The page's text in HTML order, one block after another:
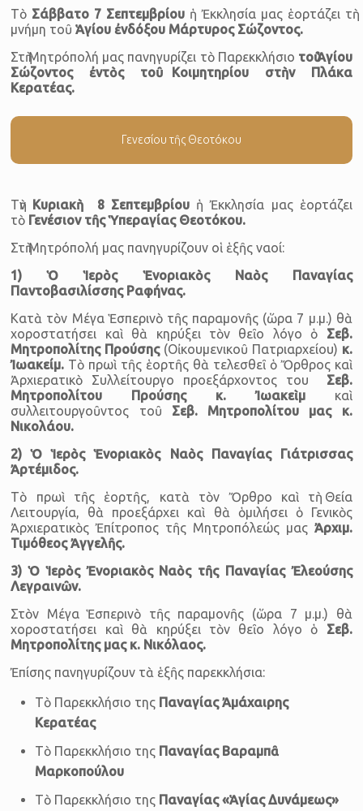
Τὸ Σάββατο 7 Σεπτεμβρίου ἡ Ἐκκλησία μας ἑορτάζει τὴ
μνήμη τοῦ Ἁγίου ἐνδόξου Μάρτυρος Σώζοντος.
Στὴ Μητρόπολή μας πανηγυρίζει τὸ Παρεκκλήσιο τοῦ Ἁγίου
Σώζοντος ἐντὸς τοῦ Κοιμητηρίου στὴν Πλάκα
Κερατέας.
Γενεσίου τῆς Θεοτόκου
Τὴν Κυριακὴ 8 Σεπτεμβρίου ἡ Ἐκκλησία μας ἑορτάζει
τὸ Γενέσιον τῆς Ὑπεραγίας Θεοτόκου.
Στὴ Μητρόπολή μας πανηγυρίζουν οἱ ἑξῆς ναοί:
1) Ὁ Ἱερὸς Ἑνοριακὸς Ναὸς Παναγίας
Παντοβασιλίσσης Ραφήνας.
Κατὰ τὸν Μέγα Ἑσπερινὸ τῆς παραμονῆς (ὥρα 7 μ.μ.) θὰ
χοροστατήσει καὶ θὰ κηρύξει τὸν θεῖο λόγο ὁ Σεβ.
Μητροπολίτης Προύσης (Οἰκουμενικοῦ Πατριαρχείου) κ.
Ἰωακείμ. Τὸ πρωὶ τῆς ἑορτῆς θὰ τελεσθεῖ ὁ Ὄρθρος καὶ
Ἀρχιερατικὸ Συλλείτουργο προεξάρχοντος του
Σεβ.
Μητροπολίτου Προύσης κ. Ἰωακεὶμκαὶ
συλλειτουργοῦντος τοῦ Σεβ. Μητροπολίτου μας κ.
Νικολάου.
2) Ὁ Ἱερὸς Ἑνοριακὸς Ναὸς Παναγίας Γιάτρισσας
Ἀρτέμιδος.
Τὸ πρωὶ τῆς ἑορτῆς, κατὰ τὸν Ὄρθρο καὶ τὴ Θεία
Λειτουργία, θὰ προεξάρχει καὶ θὰ ὁμιλήσει ὁ Γενικὸς
Ἀρχιερατικὸς Ἐπίτροπος τῆς Μητροπόλεώς μαςἈρχιμ.
Τιμόθεος Ἀγγελῆς.
3) Ὁ Ἱερὸς Ἐνοριακὸς Ναὸς τῆς Παναγίας Ἐλεούσης
Λεγραινῶν.
Στὸν Μέγα Ἑσπερινὸ τῆς παραμονῆς (ὥρα 7 μ.μ.) θὰ
χοροστατήσει καὶ θὰ κηρύξει τὸν θεῖο λόγο ὁ Σεβ.
Μητροπολίτης μας κ. Νικόλαος.
Ἐπίσης πανηγυρίζουν τὰ ἑξῆς παρεκκλήσια:
Τὸ Παρεκκλήσιο της Παναγίας Ἀμάχαιρης
Κερατέας
Τὸ Παρεκκλήσιο της Παναγίας Βαραμπᾶ
Μαρκοπούλου
Τὸ Παρεκκλήσιο της Παναγίας «Ἁγίας Δυνάμεως»